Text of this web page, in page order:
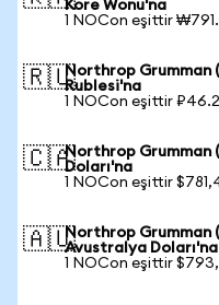
Kore Wonu'na
1 NOCon eşittir
🇷🇺Northrop Grumman
Rublesi'na
1 NOCon eşittir
🇨🇦Northrop Grumman
Doları'na
1 NOCon eşittir
🇦🇺Northrop Grumman
Avustralya Doları'na
1 NOCon eşittir